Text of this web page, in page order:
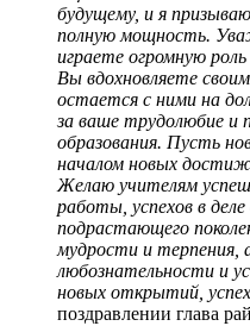
будущему, и я
полную мощность.
играете огромную
Вы вдохновляете
остается с ними на
за ваше трудолюбие и
образования. Пусть
началом новых
Желаю учителям
работы, успехов в
подрастающего
мудрости и терпения,
любознательности и
новых открытий,
поздравлении глава